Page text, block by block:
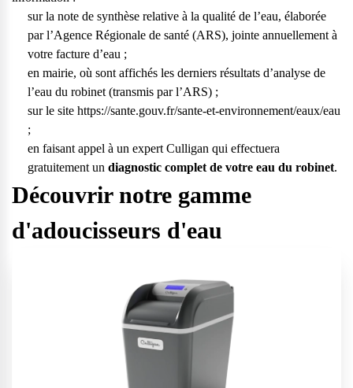
sur la note de synthèse relative à la qualité de l’eau, élaborée
par l’Agence Régionale de santé (ARS), jointe annuellement à
votre facture d’eau ;
en mairie, où sont affichés les derniers résultats d’analyse de
l’eau du robinet (transmis par l’ARS) ;
sur le site https://sante.gouv.fr/sante-et-environnement/eaux/eau
;
en faisant appel à un expert Culligan qui effectuera
gratuitement un diagnostic complet de votre eau du robinet.
Découvrir notre gamme
d'adoucisseurs d'eau
Service après-vente
Vous avez des demandes sur l’entretien, le suivi et le dépannage
Contactez notre service client